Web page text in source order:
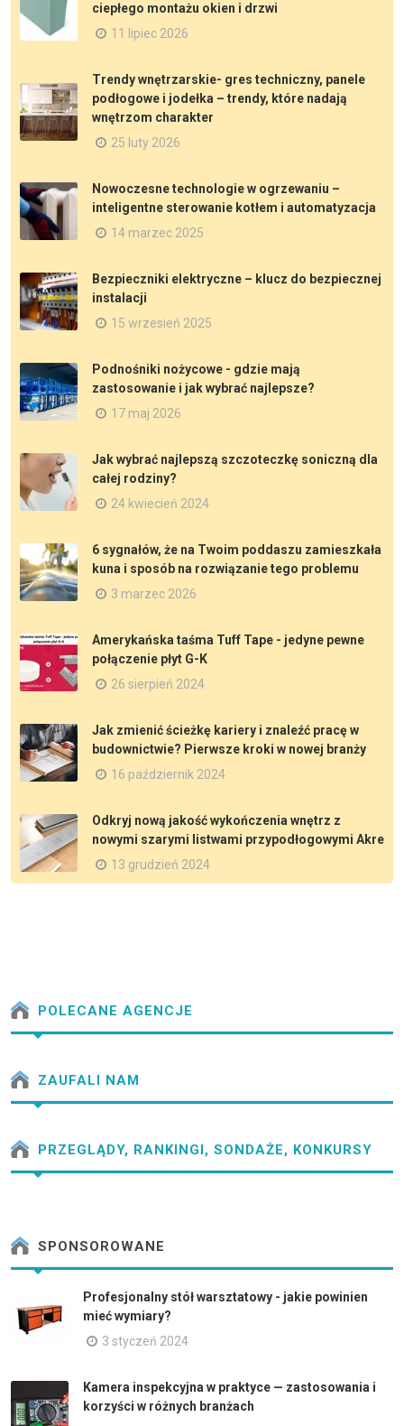
ciepłego montażu okien i drzwi
11 lipiec 2026
Trendy wnętrzarskie- gres techniczny, panele
podłogowe i jodełka – trendy, które nadają
wnętrzom charakter
25 luty 2026
Nowoczesne technologie w ogrzewaniu –
inteligentne sterowanie kotłem i automatyzacja
14 marzec 2025
Bezpieczniki elektryczne – klucz do bezpiecznej
instalacji
15 wrzesień 2025
Podnośniki nożycowe - gdzie mają
zastosowanie i jak wybrać najlepsze?
17 maj 2026
Jak wybrać najlepszą szczoteczkę soniczną dla
całej rodziny?
24 kwiecień 2024
6 sygnałów, że na Twoim poddaszu zamieszkała
kuna i sposób na rozwiązanie tego problemu
3 marzec 2026
Amerykańska taśma Tuff Tape - jedyne pewne
połączenie płyt G-K
26 sierpień 2024
Jak zmienić ścieżkę kariery i znaleźć pracę w
budownictwie? Pierwsze kroki w nowej branży
16 październik 2024
Odkryj nową jakość wykończenia wnętrz z
nowymi szarymi listwami przypodłogowymi Akre
13 grudzień 2024
POLECANE AGENCJE
ZAUFALI NAM
PRZEGLĄDY, RANKINGI, SONDAŻE, KONKURSY
SPONSOROWANE
Profesjonalny stół warsztatowy - jakie powinien
mieć wymiary?
3 styczeń 2024
Kamera inspekcyjna w praktyce — zastosowania i
korzyści w różnych branżach